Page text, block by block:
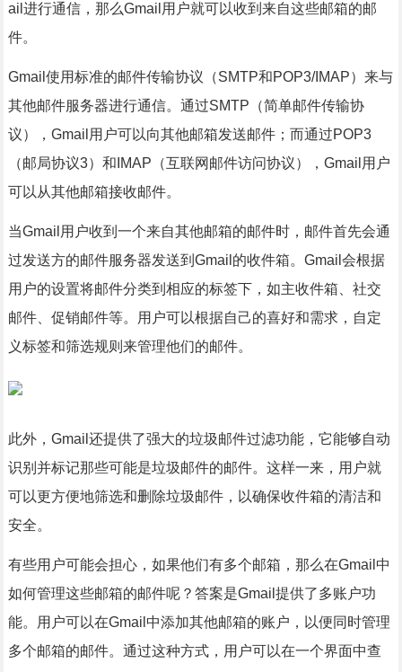
ail进行通信，那么Gmail用户就可以收到来自这些邮箱的邮
件。
Gmail使用标准的邮件传输协议（SMTP和POP3/IMAP）来与
其他邮件服务器进行通信。通过SMTP（简单邮件传输协
议），Gmail用户可以向其他邮箱发送邮件；而通过POP3
（邮局协议3）和IMAP（互联网邮件访问协议），Gmail用户
可以从其他邮箱接收邮件。
当Gmail用户收到一个来自其他邮箱的邮件时，邮件首先会通
过发送方的邮件服务器发送到Gmail的收件箱。Gmail会根据
用户的设置将邮件分类到相应的标签下，如主收件箱、社交
邮件、促销邮件等。用户可以根据自己的喜好和需求，自定
义标签和筛选规则来管理他们的邮件。
此外，Gmail还提供了强大的垃圾邮件过滤功能，它能够自动
识别并标记那些可能是垃圾邮件的邮件。这样一来，用户就
可以更方便地筛选和删除垃圾邮件，以确保收件箱的清洁和
安全。
有些用户可能会担心，如果他们有多个邮箱，那么在Gmail中
如何管理这些邮箱的邮件呢？答案是Gmail提供了多账户功
能。用户可以在Gmail中添加其他邮箱的账户，以便同时管理
多个邮箱的邮件。通过这种方式，用户可以在一个界面中查